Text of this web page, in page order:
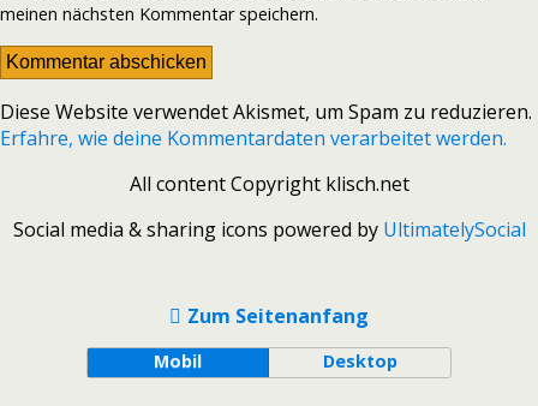
meinen nächsten Kommentar speichern.
Diese Website verwendet Akismet, um Spam zu reduzieren.
Erfahre, wie deine Kommentardaten verarbeitet werden.
All content Copyright klisch.net
Social media & sharing icons powered by UltimatelySocial
Zum Seitenanfang
Mobil Desktop